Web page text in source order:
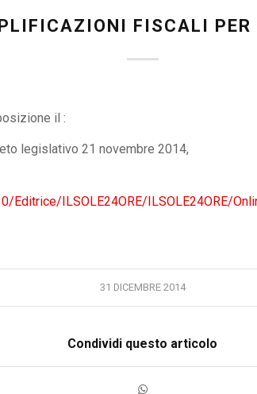
FISCALI
il :
legislativo 21 novembre 2014,
ILSOLE24ORE/ILSOLE24ORE/
31 DICEMBRE 2014
Condividi questo articolo